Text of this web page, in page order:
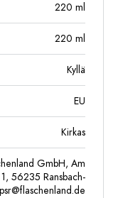
220 ml
220 ml
Kyllä
EU
Kirkas
GmbH, Am
56235 Ransbach-